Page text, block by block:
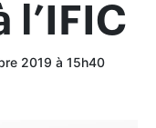
l’IFIC
2019 à 15h40